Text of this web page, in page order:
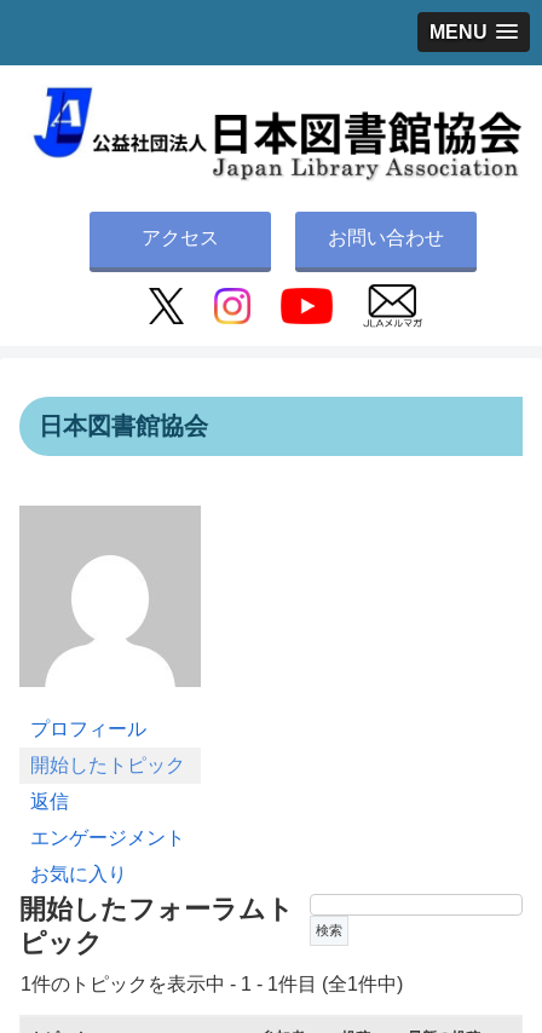
MENU
アクセス お問い合わせ
日本図書館協会
プロフィール
開始したトピック
返信
エンゲージメント
お気に入り
開始したフォーラムト
ピック
1件のトピックを表示中 - 1 - 1件目 (全1件中)